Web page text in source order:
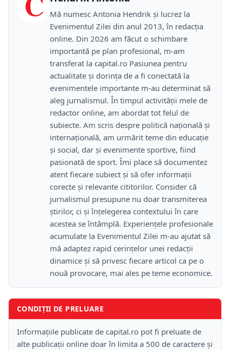
Mă numesc Antonia Hendrik și lucrez la
Evenimentul Zilei din anul 2013, în redacția
online. Din 2026 am făcut o schimbare
importantă pe plan profesional, m-am
transferat la capital.ro Pasiunea pentru
actualitate și dorința de a fi conectată la
evenimentele importante m-au determinat să
aleg jurnalismul. În timpul activității mele de
redactor online, am abordat tot felul de
subiecte. Am scris despre politică națională și
internațională, am urmărit teme din educație
și social, dar și evenimente sportive, fiind
pasionată de sport. Îmi place să documentez
atent fiecare subiect și să ofer informații
corecte și relevante cititorilor. Consider că
jurnalismul presupune nu doar transmiterea
știrilor, ci și înțelegerea contextului în care
acestea se întâmplă. Experiențele profesionale
acumulate la Evenimentul Zilei m-au ajutat să
mă adaptez rapid cerințelor unei redacții
dinamice și să privesc fiecare articol ca pe o
nouă provocare, mai ales pe teme economice.
CONDIȚII DE PRELUARE
Informațiile publicate de capital.ro pot fi preluate de
alte publicații online doar în limita a 500 de caractere și